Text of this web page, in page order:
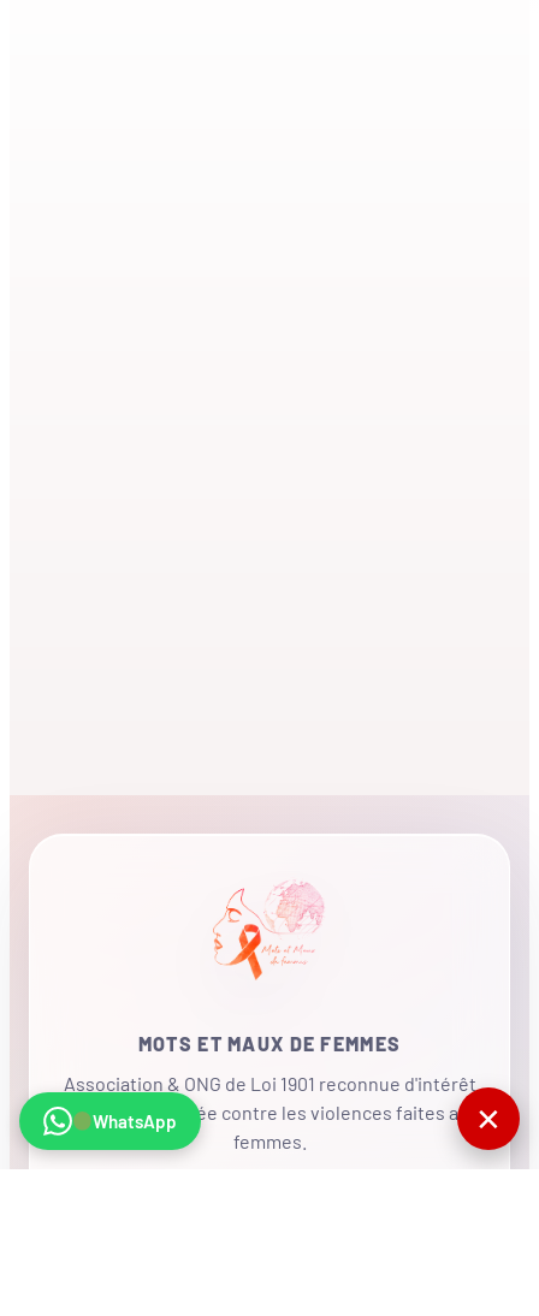
MOTS ET MAUX DE FEMMES
Association & ONG de Loi 1901 reconnue d'intérêt
général, mobilisée contre les violences faites aux
femmes.
WhatsApp ✕